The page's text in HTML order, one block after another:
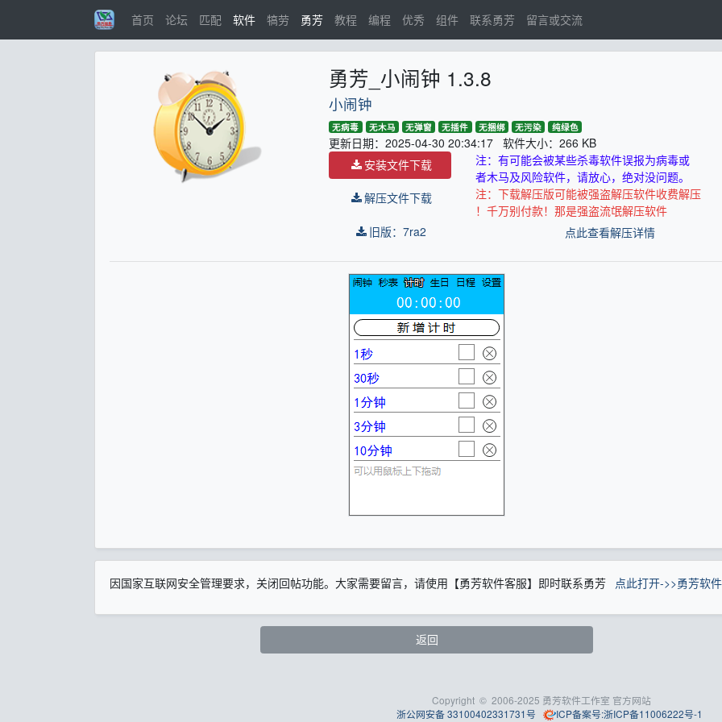
首页 论坛 匹配 软件 犒劳 勇芳 教程 编程 优秀 组件 联系勇芳 留言或交流
勇芳_小闹钟 1.3.8
小闹钟
无病毒 无木马 无弹窗 无插件 无捆绑 无污染 纯绿色
更新日期：2025-04-30 20:34:17 软件大小：266 KB
安装文件下载
解压文件下载
旧版：7ra2
注：有可能会被某些杀毒软件误报为病毒或
者木马及风险软件，请放心，绝对没问题。
注：下载解压版可能被强盗解压软件收费解压
！千万别付款！那是强盗流氓解压软件
点此查看解压详情
因国家互联网安全管理要求，关闭回帖功能。大家需要留言，请使用【勇芳软件客服】即时联系勇芳 点此打开->>勇芳软
返回
Copyright © 2006-2025 勇芳软件工作室 官方网站
浙公网安备 33100402331731号
ICP备案号:浙ICP备11006222号-1